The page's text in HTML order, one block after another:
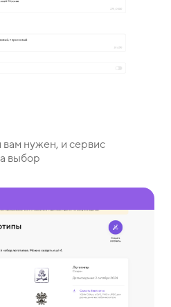
нужен, и сервис
выбор